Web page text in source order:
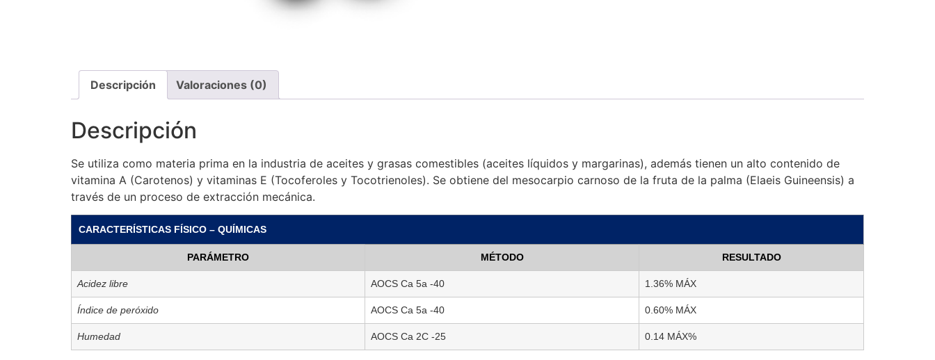
Descripción Valoraciones (0)
Descripción
Se utiliza como materia prima en la industria de aceites y grasas comestibles (aceites líquidos y margarinas), además tienen un alto contenido de
vitamina A (Carotenos) y vitaminas E (Tocoferoles y Tocotrienoles). Se obtiene del mesocarpio carnoso de la fruta de la palma (Elaeis Guineensis) a
través de un proceso de extracción mecánica.
CARACTERÍSTICAS FÍSICO – QUÍMICAS
PARÁMETRO MÉTODO RESULTADO
Acidez libre AOCS Ca 5a -40 1.36% MÁX
Índice de peróxido AOCS Ca 5a -40 0.60% MÁX
Humedad AOCS Ca 2C -25 0.14 MÁX%